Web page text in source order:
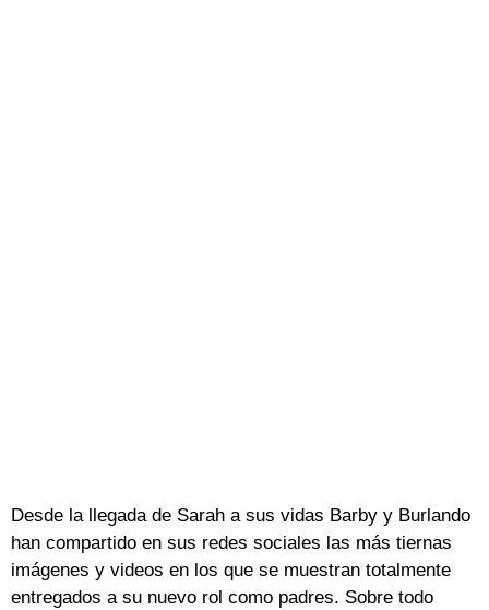
Desde la llegada de Sarah a sus vidas Barby y Burlando
han compartido en sus redes sociales las más tiernas
imágenes y videos en los que se muestran totalmente
entregados a su nuevo rol como padres. Sobre todo